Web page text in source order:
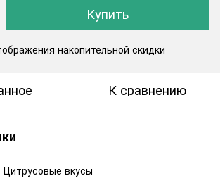
Купить
накопительной скидки
К сравнению
Цитрусовые вкусы